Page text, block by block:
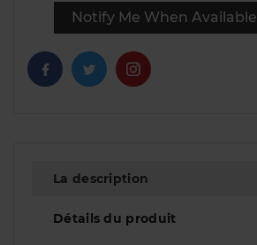
Notify Me When Available
La description
Détails du produit